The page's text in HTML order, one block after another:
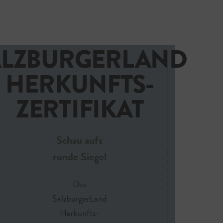
GARANTIERT:
HERKUNFTS-
ZERTIFIKAT
Das
SalzburgerLand
Herkunfts-